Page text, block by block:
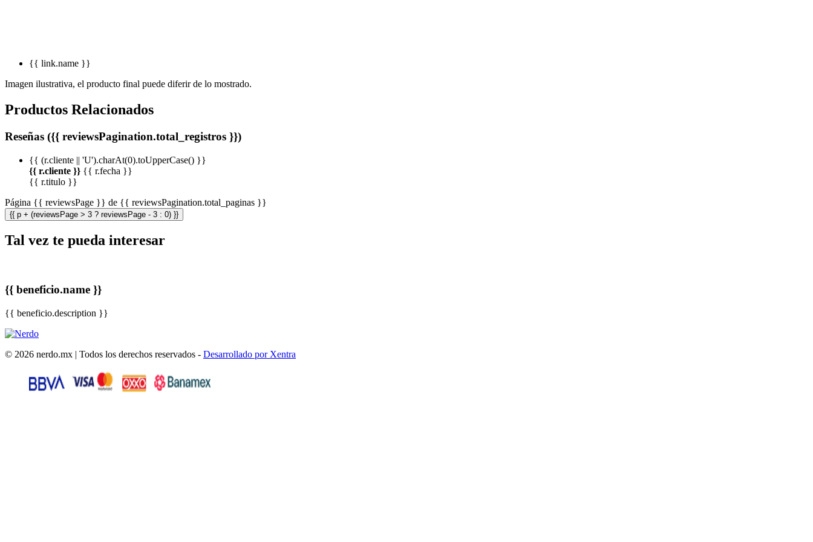
{{ link.name }}
Imagen ilustrativa, el producto final puede diferir de lo mostrado.
Productos Relacionados
Reseñas ({{ reviewsPagination.total_registros }})
{{ (r.cliente || 'U').charAt(0).toUpperCase() }}
{{ r.cliente }} {{ r.fecha }}
{{ r.titulo }}
Página {{ reviewsPage }} de {{ reviewsPagination.total_paginas }}
{{ p + (reviewsPage > 3 ? reviewsPage - 3 : 0) }}
Tal vez te pueda interesar
{{ beneficio.name }}
{{ beneficio.description }}
© 2026 nerdo.mx | Todos los derechos reservados - Desarrollado por Xentra